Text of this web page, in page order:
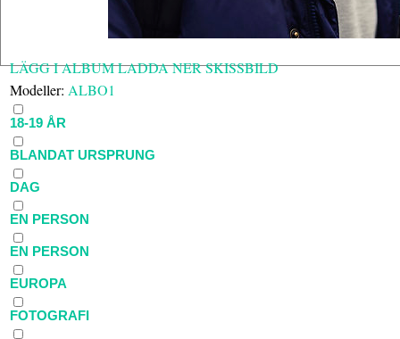
LÄGG I ALBUMLADDA NER SKISSBILD
Modeller: ALBO1
18-19 ÅR
BLANDAT URSPRUNG
DAG
EN PERSON
EN PERSON
EUROPA
FOTOGRAFI